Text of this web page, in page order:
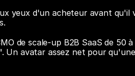
yeux d'un acheteur avant qu'il
de scale-up B2B SaaS de 50
Un avatar assez net pour